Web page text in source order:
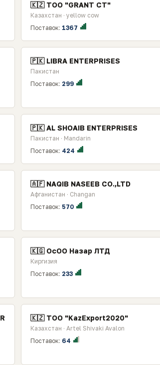
🇰🇿 TOO "GRANT CT"
Казахстан · yellow cow
Поставок: 1367
🇵🇰 LIBRA ENTERPRISES
Пакистан
Поставок: 299
🇵🇰 AL SHOAIB ENTERPRISES
Пакистан · Mandarin
Поставок: 424
🇦🇫 NAQIB NASEEB CO.,LTD
Афганистан · Changan
Поставок: 570
🇰🇬 ОсОО Назар ЛТД
Киргизия
Поставок: 233
🇰🇿 TOO "KazExport2020"
Казахстан · Artel Shivaki Avalon
Поставок: 64